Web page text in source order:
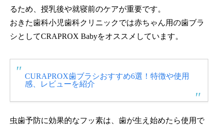
るため、授乳後や就寝前のケアが重要です。
おきた歯科小児歯科クリニックでは赤ちゃん用の歯ブラ
シとしてCRAPROX Babyをオススメしています。
CURAPROX歯ブラシおすすめ6選！特徴や使用
感、レビューを紹介
虫歯予防に効果的なフッ素は、歯が生え始めたら使用で